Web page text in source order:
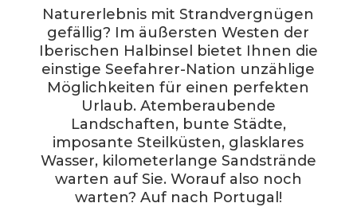
Naturerlebnis mit Strandvergnügen
gefällig? Im äußersten Westen der
Iberischen Halbinsel bietet Ihnen die
einstige Seefahrer-Nation unzählige
Möglichkeiten für einen perfekten
Urlaub. Atemberaubende
Landschaften, bunte Städte,
imposante Steilküsten, glasklares
Wasser, kilometerlange Sandstrände
warten auf Sie. Worauf also noch
warten? Auf nach Portugal!